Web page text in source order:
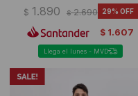
$ 1.890 $ 2.690 29
$ 1.607
Llega el lunes - MVD